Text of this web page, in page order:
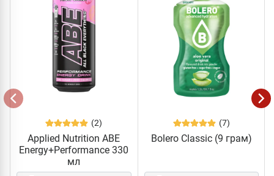
(2)
Applied Nutrition ABE
Energy+Performance 330
мл
(7)
Bolero Classic (9 грам)